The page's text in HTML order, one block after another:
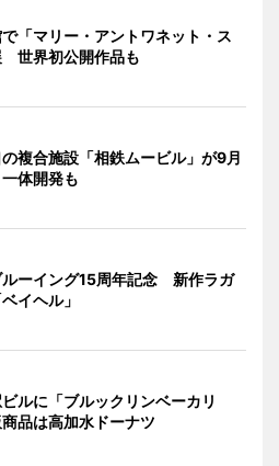
「マリー・アントワネット・ス
世界初公開作品も
複合施設「相鉄ムービル」が9月
体開発も
ルーイング15周年記念 新作ラガ
イヘル」
ルに「ブルックリンベーカリ
品は高加水ドーナツ